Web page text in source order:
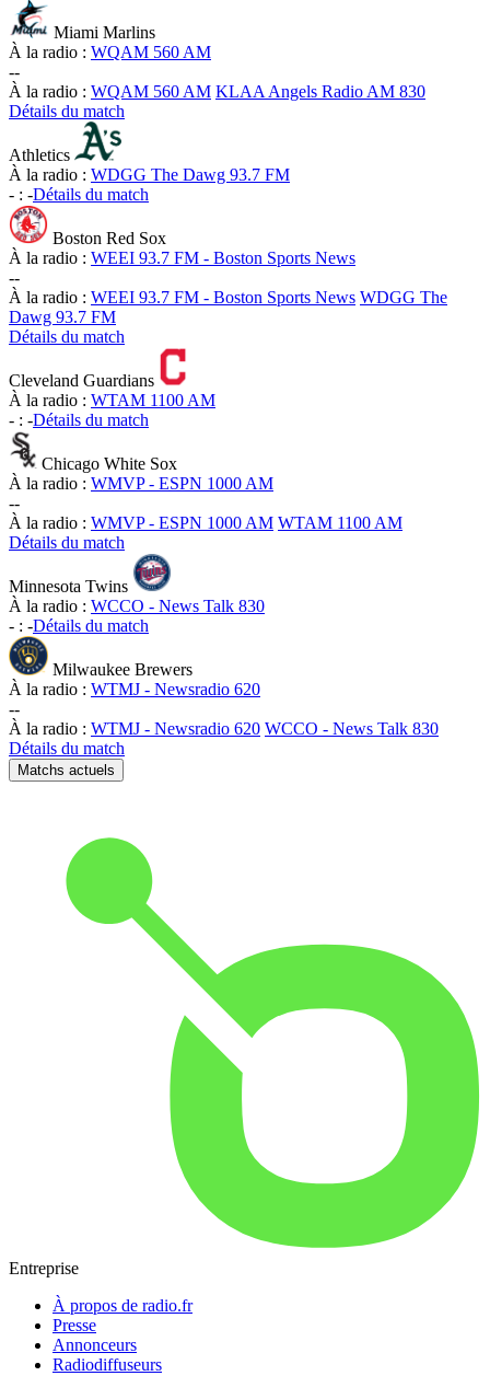
Miami Marlins
À la radio : WQAM 560 AM
--
À la radio : WQAM 560 AM KLAA Angels Radio AM 830
Détails du match
Athletics
À la radio : WDGG The Dawg 93.7 FM
- : -Détails du match
Boston Red Sox
À la radio : WEEI 93.7 FM - Boston Sports News
--
À la radio : WEEI 93.7 FM - Boston Sports News WDGG The
Dawg 93.7 FM
Détails du match
Cleveland Guardians
À la radio : WTAM 1100 AM
- : -Détails du match
Chicago White Sox
À la radio : WMVP - ESPN 1000 AM
--
À la radio : WMVP - ESPN 1000 AM WTAM 1100 AM
Détails du match
Minnesota Twins
À la radio : WCCO - News Talk 830
- : -Détails du match
Milwaukee Brewers
À la radio : WTMJ - Newsradio 620
--
À la radio : WTMJ - Newsradio 620 WCCO - News Talk 830
Détails du match
Matchs actuels
Entreprise
À propos de radio.fr
Presse
Annonceurs
Radiodiffuseurs